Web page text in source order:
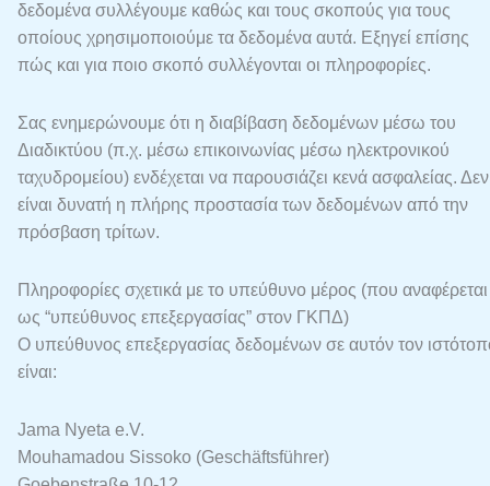
δεδομένα συλλέγουμε καθώς και τους σκοπούς για τους
οποίους χρησιμοποιούμε τα δεδομένα αυτά. Εξηγεί επίσης
πώς και για ποιο σκοπό συλλέγονται οι πληροφορίες.
Σας ενημερώνουμε ότι η διαβίβαση δεδομένων μέσω του
Διαδικτύου (π.χ. μέσω επικοινωνίας μέσω ηλεκτρονικού
ταχυδρομείου) ενδέχεται να παρουσιάζει κενά ασφαλείας. Δεν
είναι δυνατή η πλήρης προστασία των δεδομένων από την
πρόσβαση τρίτων.
Πληροφορίες σχετικά με το υπεύθυνο μέρος (που αναφέρεται
ως “υπεύθυνος επεξεργασίας” στον ΓΚΠΔ)
Ο υπεύθυνος επεξεργασίας δεδομένων σε αυτόν τον
είναι:
Jama Nyeta e.V.
Mouhamadou Sissoko (Geschäftsführer)